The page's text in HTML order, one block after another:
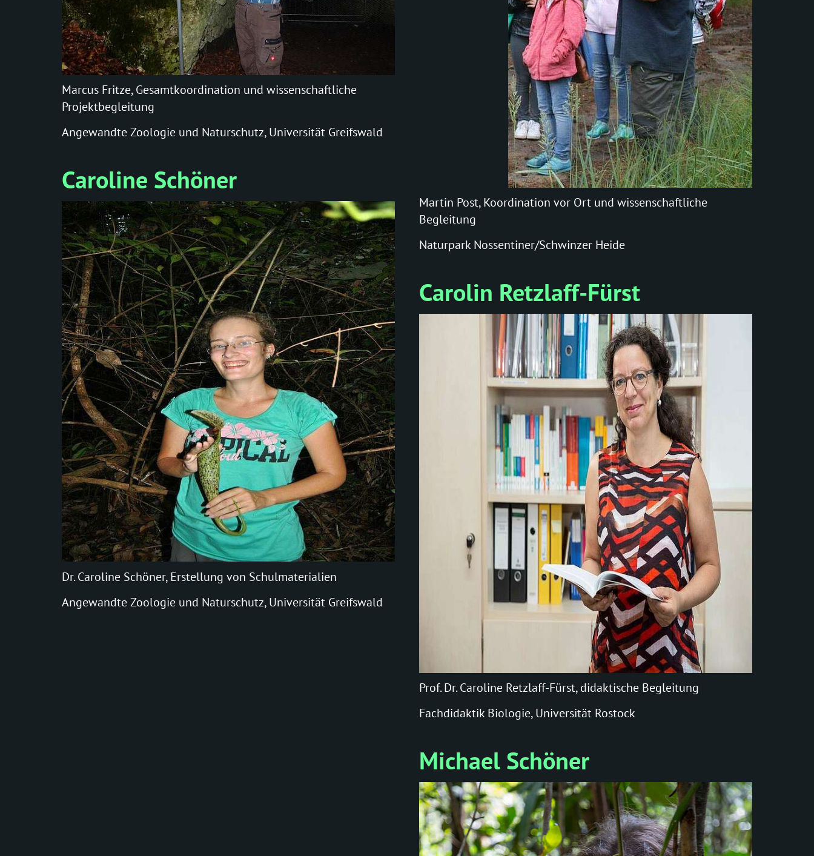
Marcus Fritze, Gesamtkoordination und wissenschaftliche
Projektbegleitung
Angewandte Zoologie und Naturschutz, Universität Greifswald
Caroline Schöner
Dr. Caroline Schöner, Erstellung von Schulmaterialien
Angewandte Zoologie und Naturschutz, Universität Greifswald
Martin Post, Koordination vor Ort und wissenschaftliche
Begleitung
Naturpark Nossentiner/Schwinzer Heide
Carolin Retzlaff-Fürst
Prof. Dr. Caroline Retzlaff-Fürst, didaktische Begleitung
Fachdidaktik Biologie, Universität Rostock
Michael Schöner